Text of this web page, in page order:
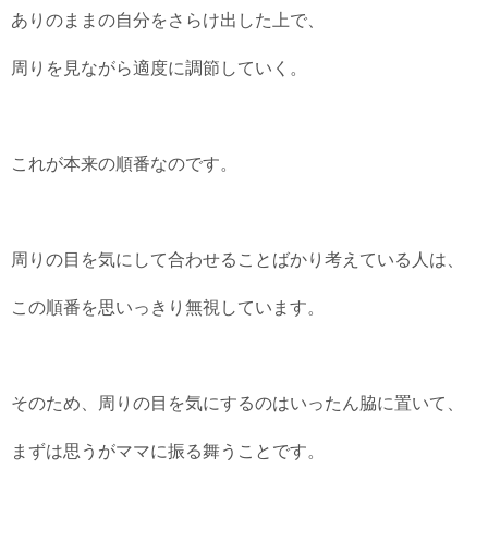
ありのままの自分をさらけ出した上で、
周りを見ながら適度に調節していく。
これが本来の順番なのです。
周りの目を気にして合わせることばかり考えている人は、
この順番を思いっきり無視しています。
そのため、周りの目を気にするのはいったん脇に置いて、
まずは思うがママに振る舞うことです。